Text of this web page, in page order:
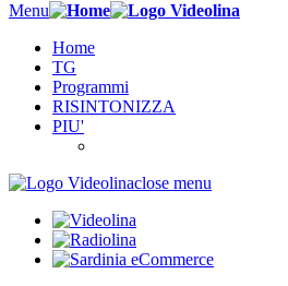
Menu
Home
TG
Programmi
RISINTONIZZA
PIU'
close menu